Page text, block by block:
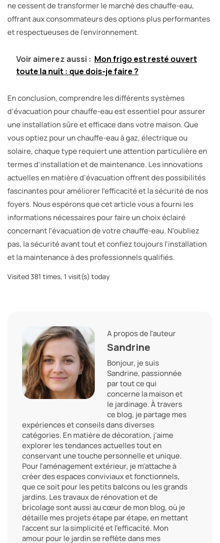
ne cessent de transformer le marché des chauffe-eau,
offrant aux consommateurs des options plus performantes
et respectueuses de l’environnement.
Voir aimerez aussi : Mon frigo est resté ouvert
toute la nuit : que dois-je faire ?
En conclusion, comprendre les différents systèmes
d’évacuation pour chauffe-eau est essentiel pour assurer
une installation sûre et efficace dans votre maison. Que
vous optiez pour un chauffe-eau à gaz, électrique ou
solaire, chaque type requiert une attention particulière en
termes d’installation et de maintenance. Les innovations
actuelles en matière d’évacuation offrent des possibilités
fascinantes pour améliorer l’efficacité et la sécurité de nos
foyers. Nous espérons que cet article vous a fourni les
informations nécessaires pour faire un choix éclairé
concernant l’évacuation de votre chauffe-eau. N’oubliez
pas, la sécurité avant tout et confiez toujours l’installation
et la maintenance à des professionnels qualifiés.
Visited 381 times, 1 visit(s) today
A propos de l'auteur
Sandrine
Bonjour, je suis
Sandrine, passionnée
par tout ce qui
concerne la maison et
le jardinage. À travers
ce blog, je partage mes
expériences et conseils dans diverses
catégories. En matière de décoration, j'aime
explorer les tendances actuelles tout en
conservant une touche personnelle et unique.
Pour l'aménagement extérieur, je m'attache à
créer des espaces conviviaux et fonctionnels,
que ce soit pour les petits balcons ou les grands
jardins. Les travaux de rénovation et de
bricolage sont aussi au cœur de mon blog, où je
détaille mes projets étape par étape, en mettant
l'accent sur la simplicité et l'efficacité. Mon
amour pour le jardin se reflète dans mes